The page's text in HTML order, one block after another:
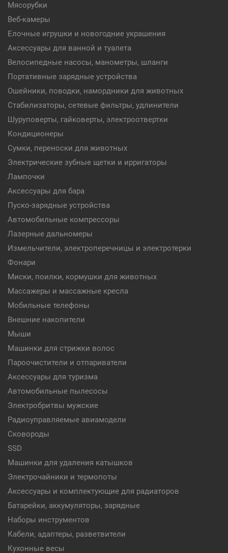
Мясорубки
Веб-камеры
Елочные игрушки и новогодние украшения
Аксессуары для ванной и туалета
Велосипедные насосы, манометры, шланги
Портативные зарядные устройства
Ошейники, поводки, намордники для животных
Стабилизаторы, сетевые фильтры, удлинители
Шуруповерты, гайковерты, электроотвертки
Кондиционеры
Сумки, переноски для животных
Электрические зубные щетки и ирригаторы
Лампочки
Аксессуары для бара
Пуско-зарядные устройства
Автомобильные компрессоры
Лазерные дальномеры
Измельчители, электроперечницы и электротерки
Фонари
Миски, поилки, кормушки для животных
Массажеры и массажные кресла
Мобильные телефоны
Внешние накопители
Мыши
Машинки для стрижки волос
Пароочистители и отпариватели
Аксессуары для туризма
Автомобильные пылесосы
Электробритвы мужские
Радиоуправляемые авиамодели
Сковороды
SSD
Машинки для удаления катышков
Электрочайники и термопоты
Аксессуары и комплектующие для радиаторов
Батарейки, аккумуляторы, зарядные
Наборы инструментов
Кабели, адаптеры, разветвители
Кухонные весы